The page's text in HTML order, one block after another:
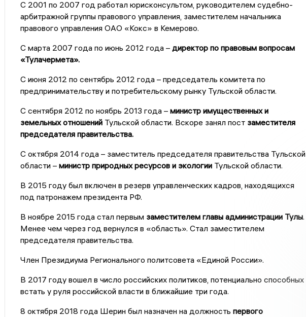
С 2001 по 2007 год работал юрисконсультом, руководителем судебно-
арбитражной группы правового управления, заместителем начальника
правового управления ОАО «Кокс» в Кемерово.
С марта 2007 года по июнь 2012 года – директор по правовым вопросам
«Тулачермета».
С июня 2012 по сентябрь 2012 года – председатель комитета по
предпринимательству и потребительскому рынку Тульской области.
С сентября 2012 по ноябрь 2013 года – министр имущественных и
земельных отношенийТульской области. Вскоре занял пост заместителя
председателя правительства.
С октября 2014 года – заместитель председателя правительства Тульской
области – министр природных ресурсов и экологииТульской области.
В 2015 году был включен в резерв управленческих кадров, находящихся
под патронажем президента РФ.
В ноябре 2015 года стал первым заместителем главы администрации Тулы.
Менее чем через год вернулся в «область». Стал заместителем
председателя правительства.
Член Президиума Регионального политсовета «Единой России».
В 2017 году вошел в число российских политиков, потенциально способных
встать у руля российской власти в ближайшие три года.
8 октября 2018 года Шерин был назначен на должность первого